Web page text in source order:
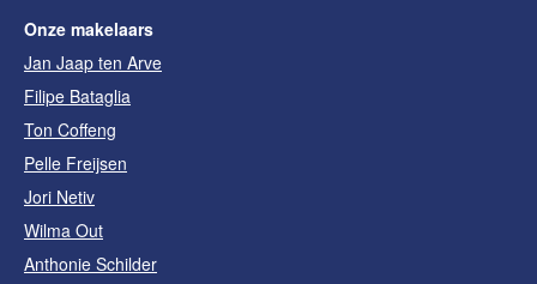
Onze makelaars
Jan Jaap ten Arve
Filipe Bataglia
Ton Coffeng
Pelle Freijsen
Jori Netiv
Wilma Out
Anthonie Schilder